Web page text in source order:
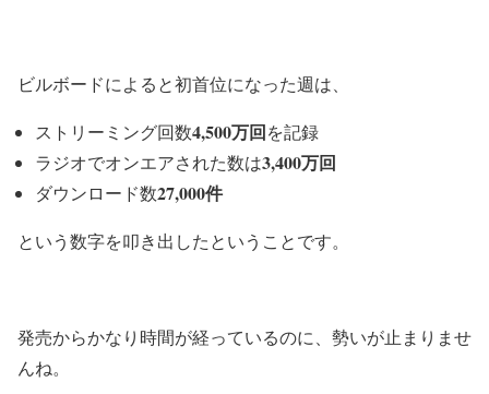
ビルボードによると初首位になった週は、
ストリーミング回数4,500万回を記録
ラジオでオンエアされた数は3,400万回
ダウンロード数27,000件
という数字を叩き出したということです。
発売からかなり時間が経っているのに、勢いが止まりませ
んね。